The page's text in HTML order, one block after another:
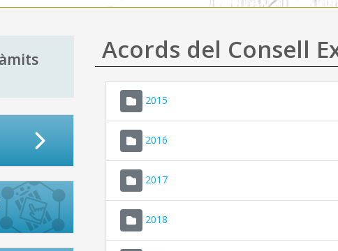
Acords del Consell
2015
2016
2017
2018